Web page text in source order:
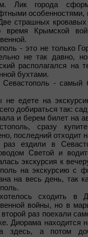
Лик города
особенностями,
страшных
время Крымской
- это не только
не так давно,
располагался на
бухтами.
Севастополь - самый
не едете на
добираться так:
и берем билет на
сразу
последний отходит
раз ездили в
Светой и
экскурсия к
на экскурсию с
на весь день, так
сходить в
войны, но в
второй раз поехали
Диорама находится
здесь, а потом